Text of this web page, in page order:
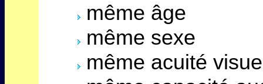
même âge
même sexe
même acuité